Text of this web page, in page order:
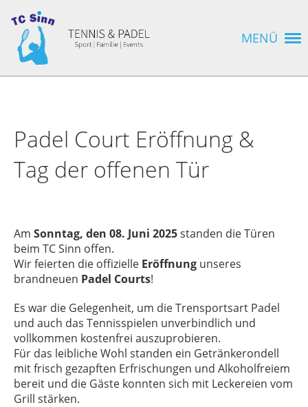
MENÜ
Padel Court Eröffnung &
Tag der offenen Tür
Am Sonntag, den 08. Juni 2025standen die Türen
beim TC Sinn offen.
Wir feierten die offizielle Eröffnung unseres
brandneuen Padel Courts!
Es war die Gelegenheit, um die Trensportsart Padel
und auch das Tennisspielen unverbindlich und
vollkommen kostenfrei auszuprobieren.
Für das leibliche Wohl standen ein Getränkerondell
mit frisch gezapften Erfrischungen und Alkoholfreiem
bereit und die Gäste konnten sich mit Leckereien vom
Grill stärken.